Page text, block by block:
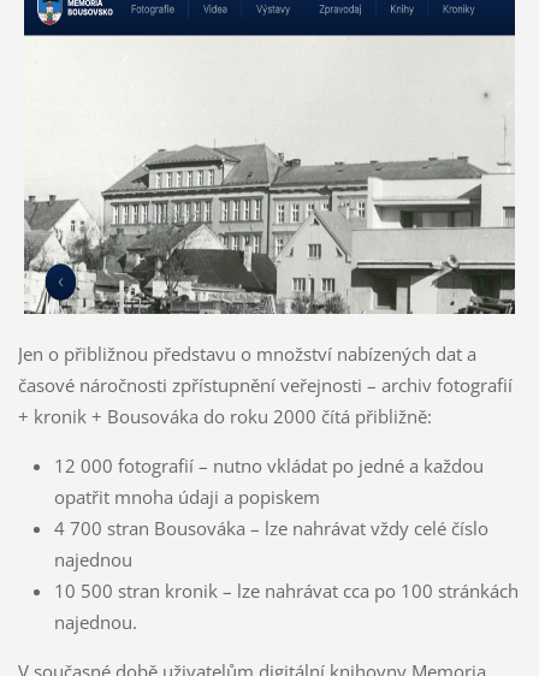
Jen o přibližnou představu o množství nabízených dat a
časové náročnosti zpřístupnění veřejnosti – archiv fotografií
+ kronik + Bousováka do roku 2000 čítá přibližně:
12 000 fotografií – nutno vkládat po jedné a každou
opatřit mnoha údaji a popiskem
4 700 stran Bousováka – lze nahrávat vždy celé číslo
najednou
10 500 stran kronik – lze nahrávat cca po 100 stránkách
najednou.
V současné době uživatelům digitální knihovny Memoria